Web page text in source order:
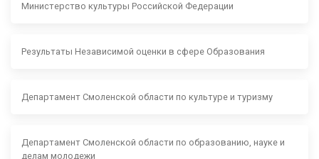
Министерство культуры Российской Федерации
Результаты Независимой оценки в сфере Образования
Департамент Смоленской области по культуре и туризму
Департамент Смоленской области по образованию, науке и
делам молодежи